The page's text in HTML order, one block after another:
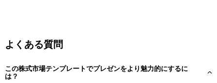
よくある質問
この株式市場テンプレートでプレゼンをより魅力的にするに
は？